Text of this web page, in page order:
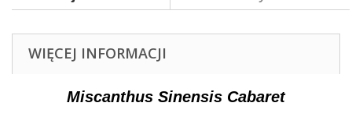
WIĘCEJ INFORMACJI
Miscanthus Sinensis Cabaret